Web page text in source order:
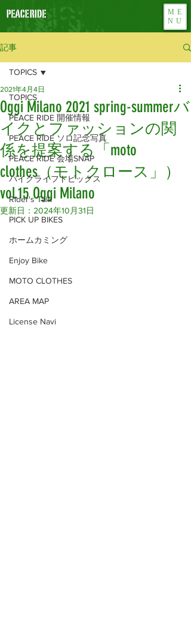
ME
NU
記事
TOPICS
PEACE RIDE 開催情報
PEACE RIDE ソロ記念写真
PEACE RIDE 会場SNAP
バイクライフトピックス
Rider's Talk
PICK UP BIKES
ホームカミング
Enjoy Bike
MOTO CLOTHES
AREA MAP
License Navi
TOPICS
Oggi Milano 2021 spring-summerバ
イクとファッションの関
係を提案する「moto
clothes（モトクロース」）
vol.15 Oggi Milano
2021年4月4日
更新日： 2024年10月31日